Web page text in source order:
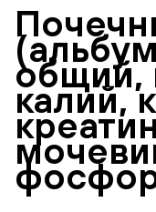
общий,
калий,